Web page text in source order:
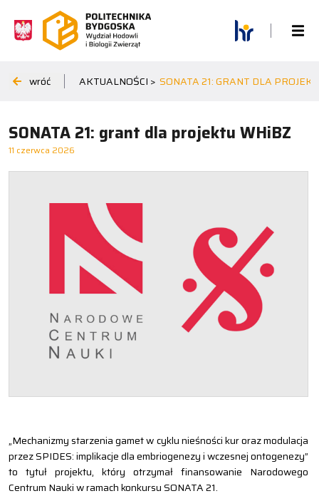
wróć AKTUALNOŚCI > SONATA 21: GRANT DLA
SONATA 21: grant dla projektu WHiBZ
11 czerwca 2026
„Mechanizmy starzenia gamet w cyklu nieśności kur oraz modulacja
przez SPIDES: implikacje dla embriogenezy i wczesnej ontogenezy”
to tytuł projektu, który otrzymał finansowanie Narodowego
Centrum Nauki w ramach konkursu SONATA 21.